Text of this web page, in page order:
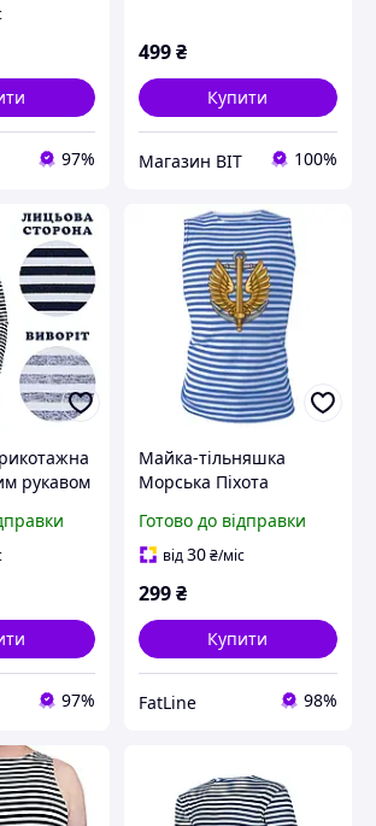
97%
499₴
Купити
Магазин BIT 100%
рукавом
ВМФ,
97%
Майка-тільняшка
Морська Піхота
Готово до відправки
від30₴/міс
299₴
Купити
FatLine 98%